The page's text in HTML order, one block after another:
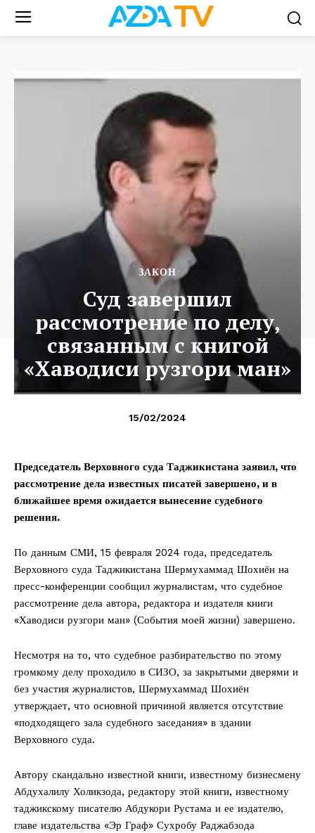
ЗАКОН
Суд завершил
рассмотрение по делу,
связанным с книгой
«Хаводиси рузгори ман»
15/02/2024
Председатель Верховного суда Таджикистана заявил, что
рассмотрение дела известных писатей завершено, и в
ближайшее время ожидается вынесение судебного
решения.
По данным СМИ, 15 февраля 2024 года, председатель
Верховного суда Таджикистана Шермухаммад Шохиён на
пресс-конференции сообщил журналистам, что судебное
рассмотрение дела автора, редактора и издателя книги
«Хаводиси рузгори ман» (События моей жизни) завершено.
Несмотря на то, что судебное разбирательство по этому
громкому делу проходило в СИЗО, за закрытыми дверями и
без участия журналистов, Шермухаммад Шохиён
утверждает, что основной причиной является отсутствие
«подходящего зала судебного заседания» в здании
Верховного суда.
Автору скандально известной книги, известному бизнесмену
Абдухалилу Холикзода, редактору этой книги, известному
таджикскому писателю Абдукори Рустама и ее издателю,
главе издательства «Эр Граф» Сухробу Раджабзода